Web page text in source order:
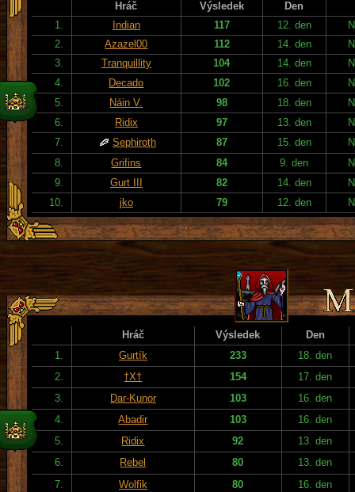
Hráč Výsledek
Den
1.
Indian 117 12. den
2.
Azazel00 112 14. den
3.
Tranquillity 104 14. den
4.
Decado 102 16. den
5.
Náin V. 98 18. den
6.
Ridix 97 13. den
7.
Sephiroth 87 15. den
8.
Grifins 84 9. den
9.
Gurt III 82 14. den
10.
jko 79 12. den
Hráč Výsledek
Den
1.
Gurtík 233
18. den
2.
†X† 154
17. den
3.
Dar-Kunor 103
16. den
4.
Abadir 103
16. den
5.
Ridix 92
13. den
6.
Rebel 80
13. den
7.
Wolfik 80
16. den